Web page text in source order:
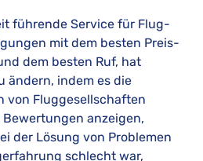
führende Service für Flug-
mit dem besten Preis-
dem besten Ruf, hat
ändern, indem es die
von Fluggesellschaften
anzeigen,
der Lösung von Problemen
schlecht war,